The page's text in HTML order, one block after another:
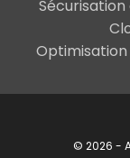
© 2026 -